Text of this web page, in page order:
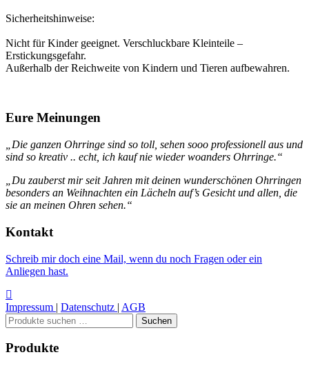
Sicherheitshinweise:
Nicht für Kinder geeignet. Verschluckbare Kleinteile –
Erstickungsgefahr.
Außerhalb der Reichweite von Kindern und Tieren aufbewahren.
Eure Meinungen
„Die ganzen Ohrringe sind so toll, sehen sooo professionell aus und
sind so kreativ .. echt, ich kauf nie wieder woanders Ohrringe.“
„Du zauberst mir seit Jahren mit deinen wunderschönen Ohrringen
besonders an Weihnachten ein Lächeln auf’s Gesicht und allen, die
sie an meinen Ohren sehen.“
Kontakt
Schreib mir doch eine Mail, wenn du noch Fragen oder ein
Anliegen hast.
Impressum | Datenschutz | AGB
Suchen
nach:
Suchen
Produkte